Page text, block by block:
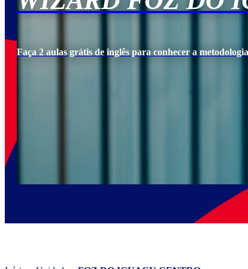
Faça 2 aulas grátis de inglês para conhecer a